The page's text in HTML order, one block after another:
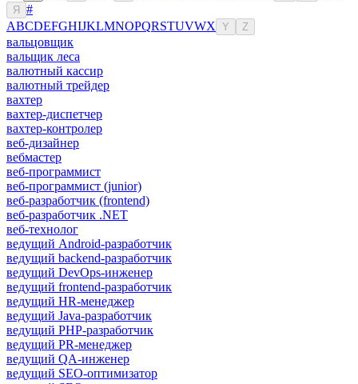
Я
#
ABCDEFGHIJKLMNOPQRSTUVWX Y Z
вальцовщик
вальщик леса
валютный кассир
валютный трейдер
вахтер
вахтер-диспетчер
вахтер-контролер
веб-дизайнер
вебмастер
веб-программист
веб-программист (junior)
веб-разработчик (frontend)
веб-разработчик .NET
веб-технолог
ведущий Android-разработчик
ведущий backend-разработчик
ведущий DevOps-инженер
ведущий frontend-разработчик
ведущий HR-менеджер
ведущий Java-разработчик
ведущий PHP-разработчик
ведущий PR-менеджер
ведущий QA-инженер
ведущий SEO-оптимизатор